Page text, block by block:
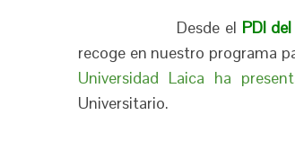
Desde el PDI
recoge en nuestro programa
Universidad Laica ha
Universitario.